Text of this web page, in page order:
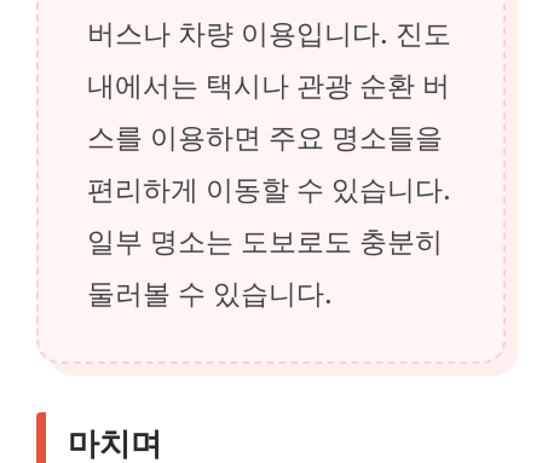
버스나 차량 이용입니다. 진도
내에서는 택시나 관광 순환 버
스를 이용하면 주요 명소들을
편리하게 이동할 수 있습니다.
일부 명소는 도보로도 충분히
둘러볼 수 있습니다.
마치며